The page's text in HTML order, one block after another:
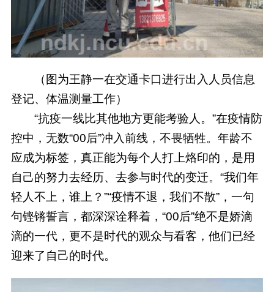
（图为王静一在交通卡口进行出入人员信息
登记、体温测量工作）
“抗疫一线比其他地方更能考验人。”在疫情防
控中，无数“00后”冲入前线，不畏牺牲。年龄不
应成为标签，真正能为每个人打上烙印的，是用
自己的努力去经历、去参与时代的变迁。“我们年
轻人不上，谁上？”“疫情不退，我们不散”，一句
句铿锵誓言，都深深诠释着，“00后”绝不是娇滴
滴的一代，更不是时代的观众与看客，他们已经
迎来了自己的时代。